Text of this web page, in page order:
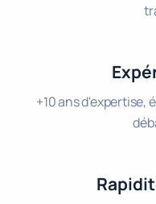
+10 ans d'expertise,